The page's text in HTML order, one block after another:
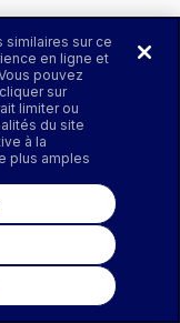
sur ce
en ligne et
pouvez
sur
limiter ou
du site
à la
plus amples